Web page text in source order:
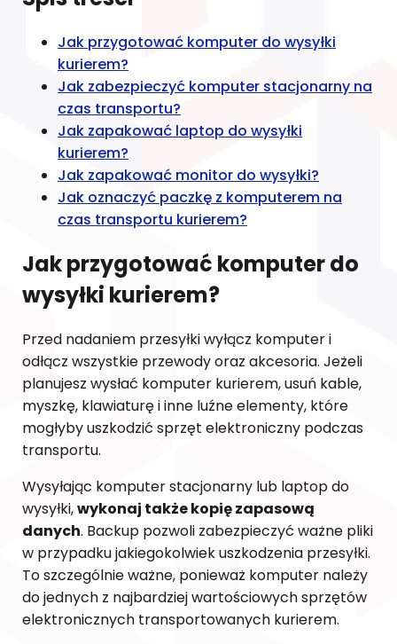
Jak przygotować komputer do wysyłki
kurierem?
Jak zabezpieczyć komputer stacjonarny na
czas transportu?
Jak zapakować laptop do wysyłki
kurierem?
Jak zapakować monitor do wysyłki?
Jak oznaczyć paczkę z komputerem na
czas transportu kurierem?
Jak przygotować komputer do
wysyłki kurierem?
Przed nadaniem przesyłki wyłącz komputer i
odłącz wszystkie przewody oraz akcesoria. Jeżeli
planujesz wysłać komputer kurierem, usuń kable,
myszkę, klawiaturę i inne luźne elementy, które
mogłyby uszkodzić sprzęt elektroniczny podczas
transportu.
Wysyłając komputer stacjonarny lub laptop do
wysyłki,wykonaj także kopię zapasową
danych. Backup pozwoli zabezpieczyć ważne pliki
w przypadku jakiegokolwiek uszkodzenia przesyłki.
To szczególnie ważne, ponieważ komputer należy
do jednych z najbardziej wartościowych sprzętów
elektronicznych transportowanych kurierem.